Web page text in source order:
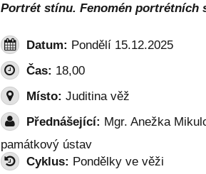
Portrét stínu. Fenomén portrétních
Datum: Pondělí 15.12.2025
Čas: 18,00
Místo: Juditina věž
Přednášející: Mgr. Anežka
památkový ústav
Cyklus: Pondělky ve věži